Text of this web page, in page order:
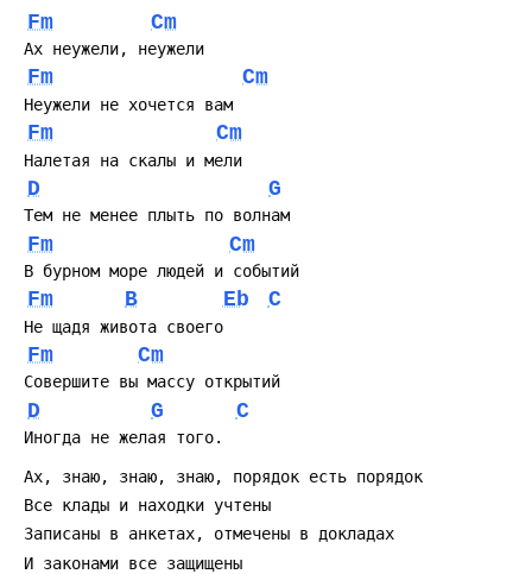
Fm Cm
Ах неужели, неужели
Fm Cm
Hеужели не хочется вам
Fm Cm
Hалетая на скалы и мели
D G
Тем не менее плыть по волнам
Fm Cm
В бурном море людей и событий
Fm B Eb C
Hе щадя живота своего
Fm Cm
Совершите вы массу открытий
D G C
Иногда не желая того.
Ах, знаю, знаю, знаю, порядок есть порядок
Все клады и находки учтены
Записаны в анкетах, отмечены в докладах
И законами все защищены